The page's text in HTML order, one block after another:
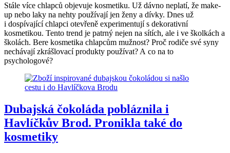
Stále více chlapců objevuje kosmetiku. Už dávno neplatí, že make-
up nebo laky na nehty používají jen ženy a dívky. Dnes už
i dospívající chlapci otevřeně experimentují s dekorativní
kosmetikou. Tento trend je patrný nejen na sítích, ale i ve školkách a
školách. Bere kosmetika chlapcům mužnost? Proč rodiče své syny
nechávají zkrášlovací produkty používat? A co na to
psychologové?
Dubajská čokoláda pobláznila i
Havlíčkův Brod. Pronikla také do
kosmetiky